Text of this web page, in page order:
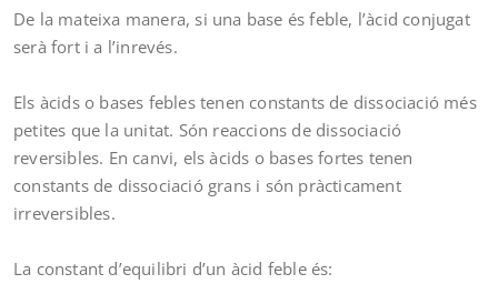
De la mateixa manera, si una base és feble, l’àcid conjugat
serà fort i a l’inrevés.
Els àcids o bases febles tenen constants de dissociació més
petites que la unitat. Són reaccions de dissociació
reversibles. En canvi, els àcids o bases fortes tenen
constants de dissociació grans i són pràcticament
irreversibles.
La constant d’equilibri d’un àcid feble és: